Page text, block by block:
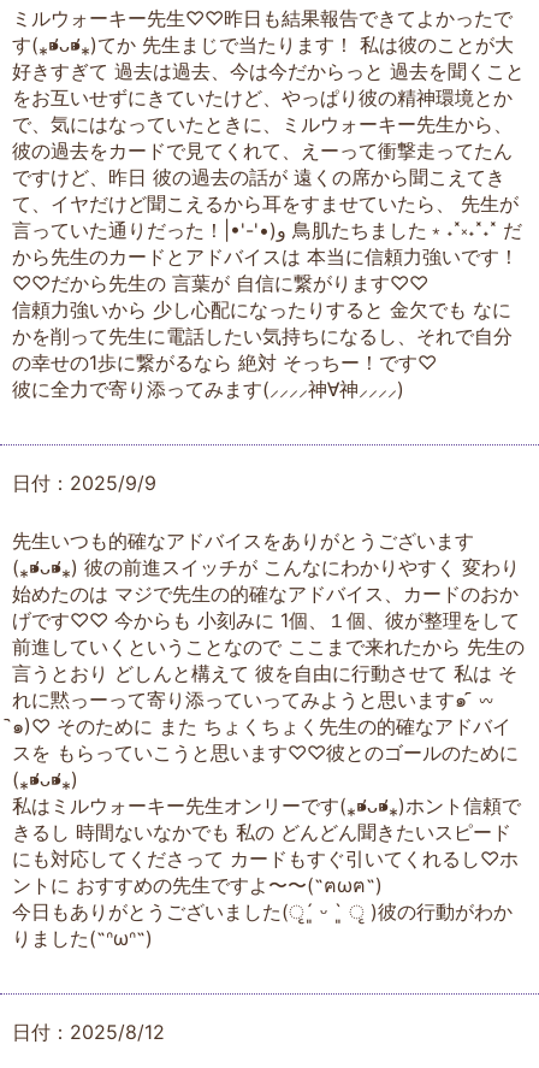
ミルウォーキー先生♡♡昨日も結果報告できてよかったで
す(⁎⁍̴̛ᴗ⁍̴̛⁎)てか 先生まじで当たります！ 私は彼のことが大
好きすぎて 過去は過去、今は今だからっと 過去を聞くこと
をお互いせずにきていたけど、やっぱり彼の精神環境とか
で、気にはなっていたときに、ミルウォーキー先生から、
彼の過去をカードで見てくれて、えーって衝撃走ってたん
ですけど、昨日 彼の過去の話が 遠くの席から聞こえてき
て、イヤだけど聞こえるから耳をすませていたら、 先生が
言っていた通りだった！‎|•'-'•)و 鳥肌たちました﹡˖˟༝˖˟˖˟ だ
から先生のカードとアドバイスは 本当に信頼力強いです！
♡♡だから先生の 言葉が 自信に繋がります♡♡
信頼力強いから 少し心配になったりすると 金欠でも なに
かを削って先生に電話したい気持ちになるし、それで自分
の幸せの1歩に繋がるなら 絶対 そっちー！です♡
彼に全力で寄り添ってみます(⸝⸝⸝⸝神∀神⸝⸝⸝⸝)
日付：2025/9/9
先生いつも的確なアドバイスをありがとうございます
(⁎⁍̴̛ᴗ⁍̴̛⁎) 彼の前進スイッチが こんなにわかりやすく 変わり
始めたのは マジで先生の的確なアドバイス、カードのおか
げです♡♡ 今からも 小刻みに 1個、１個、彼が整理をして
前進していくということなので ここまで来れたから 先生の
言うとおり どしんと構えて 彼を自由に行動させて 私は そ
れに黙っーって寄り添っていってみようと思います๑ ᷇ 𖥦
᷆๑)♡ そのために また ちょくちょく先生の的確なアドバイ
スを もらっていこうと思います♡♡彼とのゴールのために
(⁎⁍̴̛ᴗ⁍̴̛⁎)
私はミルウォーキー先生オンリーです(⁎⁍̴̛ᴗ⁍̴̛⁎)ホント信頼で
きるし 時間ないなかでも 私の どんどん聞きたいスピード
にも対応してくださって カードもすぐ引いてくれるし♡ホ
ントに おすすめの先生ですよ〜〜(˶ฅωฅ˵)
今日もありがとうございました(ृ´͈ ᵕ `͈ ृ )彼の行動がわか
りました(˶ᐢωᐢ˶)
日付：2025/8/12